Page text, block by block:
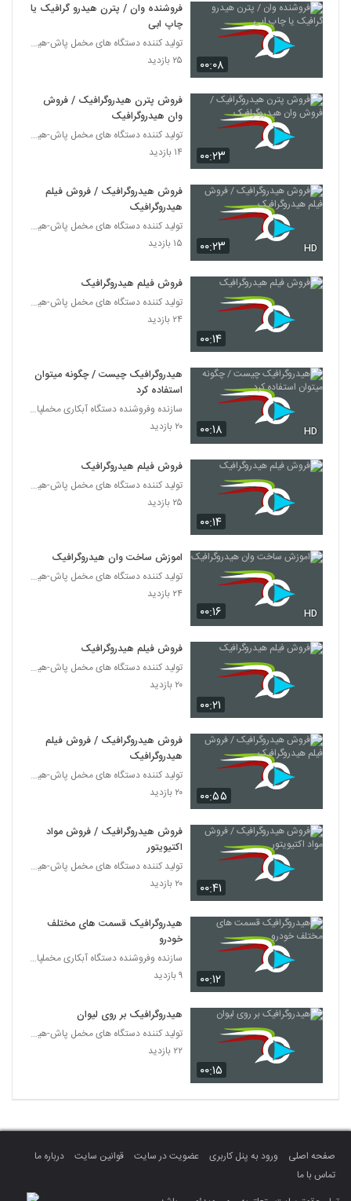
۰۰:۰۸
فروشنده وان / پترن هیدرو گرافیک یا
چاپ ابی
تولید کننده دستگاه های مخمل پاش-هیدروگرافیک-ابکاری
۲۵ بازدید
۰۰:۲۳
فروش پترن هیدروگرافیک / فروش
وان هیدروگرافیک
تولید کننده دستگاه های مخمل پاش-هیدروگرافیک-ابکاری
۱۴ بازدید
۰۰:۲۳ HD
فروش هیدروگرافیک / فروش فیلم
هیدروگرافیک
تولید کننده دستگاه های مخمل پاش-هیدروگرافیک-ابکاری
۱۵ بازدید
۰۰:۱۴
فروش فیلم هیدروگرافیک
تولید کننده دستگاه های مخمل پاش-هیدروگرافیک-ابکاری
۲۴ بازدید
۰۰:۱۸ HD
هیدروگرافیک چیست / چگونه میتوان
استفاده کرد
سازنده وفروشنده دستگاه آبکاری مخملپاش هیدروگرافیک
۲۰ بازدید
۰۰:۱۴
فروش فیلم هیدروگرافیک
تولید کننده دستگاه های مخمل پاش-هیدروگرافیک-ابکاری
۲۵ بازدید
۰۰:۱۶ HD
اموزش ساخت وان هیدروگرافیک
تولید کننده دستگاه های مخمل پاش-هیدروگرافیک-ابکاری
۲۴ بازدید
۰۰:۲۱
فروش فیلم هیدروگرافیک
تولید کننده دستگاه های مخمل پاش-هیدروگرافیک-ابکاری
۲۰ بازدید
۰۰:۵۵
فروش هیدروگرافیک / فروش فیلم
هیدروگرافیک
تولید کننده دستگاه های مخمل پاش-هیدروگرافیک-ابکاری
۲۰ بازدید
۰۰:۴۱
فروش هیدروگرافیک / فروش مواد
اکتیویتور
تولید کننده دستگاه های مخمل پاش-هیدروگرافیک-ابکاری
۲۰ بازدید
۰۰:۱۲
هیدروگرافیک قسمت های مختلف
خودرو
سازنده وفروشنده دستگاه آبکاری مخملپاش هیدروگرافیک
۹ بازدید
۰۰:۱۵
هیدروگرافیک بر روی لیوان
تولید کننده دستگاه های مخمل پاش-هیدروگرافیک-ابکاری
۲۲ بازدید
صفحه اصلی ورود به پنل کاربری عضویت در سایت قوانین سایت
درباره ما
تماس با ما